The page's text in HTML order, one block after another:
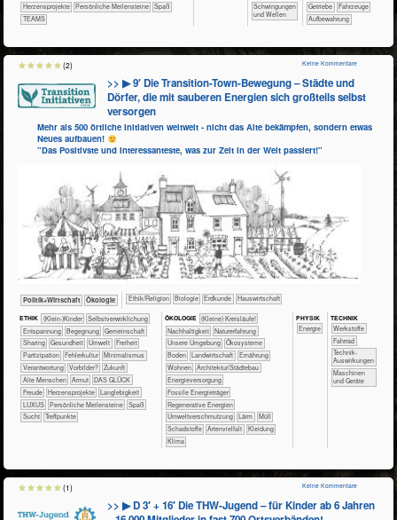
Herzensprojekte
Persönliche Meilensteine
Spaß
TEAMS
​Schwingungen
und Wellen
​​Getriebe
​Fahrzeuge
Aufbewahrung
>> ▶ 9′ Die Transition-Town-Bewegung – Städte und
Dörfer, die mit sauberen Energien sich großteils selbst
versorgen
Mehr als 500 örtliche Initiativen weltweit - nicht das Alte bekämpfen, sondern etwas
Neues aufbauen!
"Das Positivste und Interessanteste, was zur Zeit in der Welt passiert!"
​​​​​​​​​Politik+​Wirtschaft ​​​​​​​Ökologie ​​​​​​​​​​Ethik/​Religion ​​​​​​​Biologie ​​​​​Erdkunde ​Haus­wirtschaft
ETHIK (Klein-)Kinder
​​​​​​​​​​​​​​​​​​​​​​​​​​​​​​​​​​​​​​​​Selbst­verwirklichung
​​​​​​​​​​​​​Entspannung
​​​​​​​​​​​​Begegnung
​​​​​​​​​​Gemeinschaft
​​​​​​​​​​Sharing
​​​​​​Gesundheit ​​​​​Umwelt
​​​Freiheit
​​​Partizipation
​​Fehlerkultur
​​Minimalismus
​​Verantwortung
​​Vorbilder?
​Zukunft
Alte Menschen
Armut
DAS GLÜCK
Freude
Herzensprojekte
Langlebigkeit
LUXUS
Persönliche Meilensteine
Spaß
Sucht
Treffpunkte
ÖKO​LOGIE ​​​​​​​​​​​​​​(Kleine) Kreisläufe!
​​​​​​​​​​​​​​​Nachhaltigkeit
​​​​​​​​​​​​​Naturerfahrung
​​​​​​​​​​​​​Unsere Umgebung
​​​​​​​​​​​Ökosysteme
​​​​​Boden
​​​​​Landwirtschaft
​​​​Ernährung
​​​​Wohnen
​​​Architektur/­Städtebau
​​​Energieversorgung
​​​Fossile Energieträger
​​​Regenerative Energien
​​Umweltverschmutzung
​Lärm
​Müll
​Schadstoffe
Artenvielfalt
Kleidung
Klima
PHY​SIK
​​Energie
TECH​NIK
​​​​​​​​​Werkstoffe
​​​​​​​Fahrrad
​​​​​​Technik-
Auswirkungen
​​​​Maschinen
und Geräte
Keine Kommentare
(2)
>> ▶ D 3′ + 16′ Die THW-Jugend – für Kinder ab 6 Jahren
Keine Kommentare
(1)